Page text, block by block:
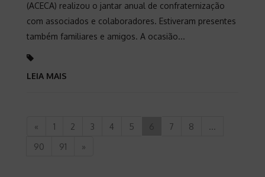
(ACECA) realizou o jantar anual de confraternização
com associados e colaboradores. Estiveram presentes
também familiares e amigos. A ocasião...
LEIA MAIS
« 1 2 3 4 5 7 8
...
90
91 »